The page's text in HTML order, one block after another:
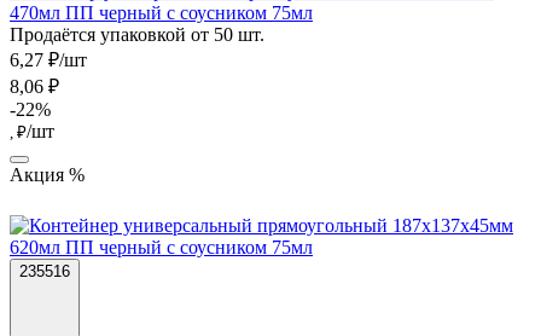
470мл ПП черный с соусником 75мл
Продаётся упаковкой от 50 шт.
6,27 ₽/шт
8,06 ₽
-22%
, ₽/шт
Акция %
235516